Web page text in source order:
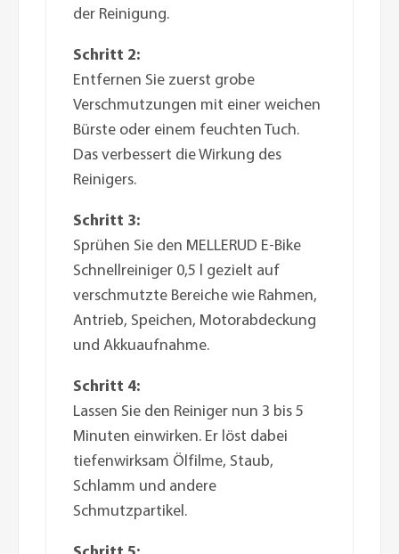
der Reinigung.
Schritt 2:
Entfernen Sie zuerst grobe
Verschmutzungen mit einer weichen
Bürste oder einem feuchten Tuch.
Das verbessert die Wirkung des
Reinigers.
Schritt 3:
Sprühen Sie den MELLERUD E-Bike
Schnellreiniger 0,5 l gezielt auf
verschmutzte Bereiche wie Rahmen,
Antrieb, Speichen, Motorabdeckung
und Akkuaufnahme.
Schritt 4:
Lassen Sie den Reiniger nun 3 bis 5
Minuten einwirken. Er löst dabei
tiefenwirksam Ölfilme, Staub,
Schlamm und andere
Schmutzpartikel.